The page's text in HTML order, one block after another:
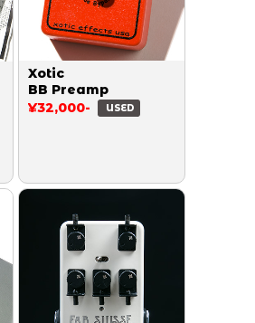
Xotic
BB Preamp
¥32,000-
USED